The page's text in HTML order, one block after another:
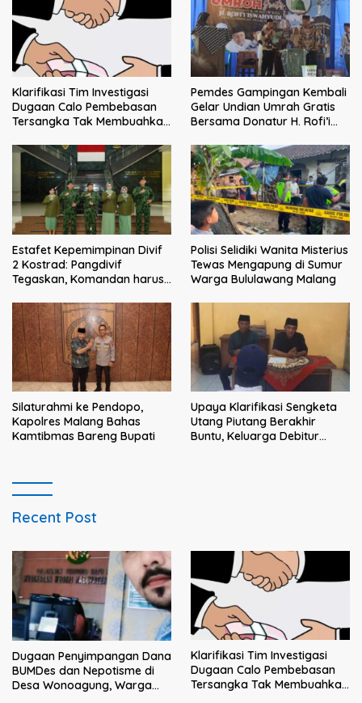
Klarifikasi Tim Investigasi
Dugaan Calo Pembebasan
Tersangka Tak Membuahkan
Pemdes Gampingan Kembali
Gelar Undian Umrah Gratis
Bersama Donatur H. Rofi’i
bagi Pejuang Sosial
Estafet Kepemimpinan Divif
2 Kostrad: Pangdivif
Tegaskan, Komandan harus
dan solusi bagi prajurit
Polisi Selidiki Wanita Misterius
Tewas Mengapung di Sumur
Warga Bululawang Malang
Silaturahmi ke Pendopo,
Kapolres Malang Bahas
Kamtibmas Bareng Bupati
Upaya Klarifikasi Sengketa
Utang Piutang Berakhir
Buntu, Keluarga Debitur
Recent Post
Dugaan Penyimpangan Dana
BUMDes dan Nepotisme di
Desa Wonoagung, Warga
Klarifikasi Tim Investigasi
Dugaan Calo Pembebasan
Tersangka Tak Membuahkan